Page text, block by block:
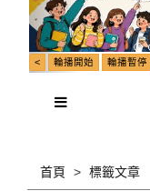
首頁 標籤文章